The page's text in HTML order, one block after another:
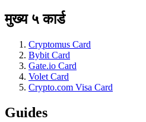
मुख्य ५ कार्ड
Cryptomus Card
Bybit Card
Gate.io Card
Volet Card
Crypto.com Visa Card
Guides